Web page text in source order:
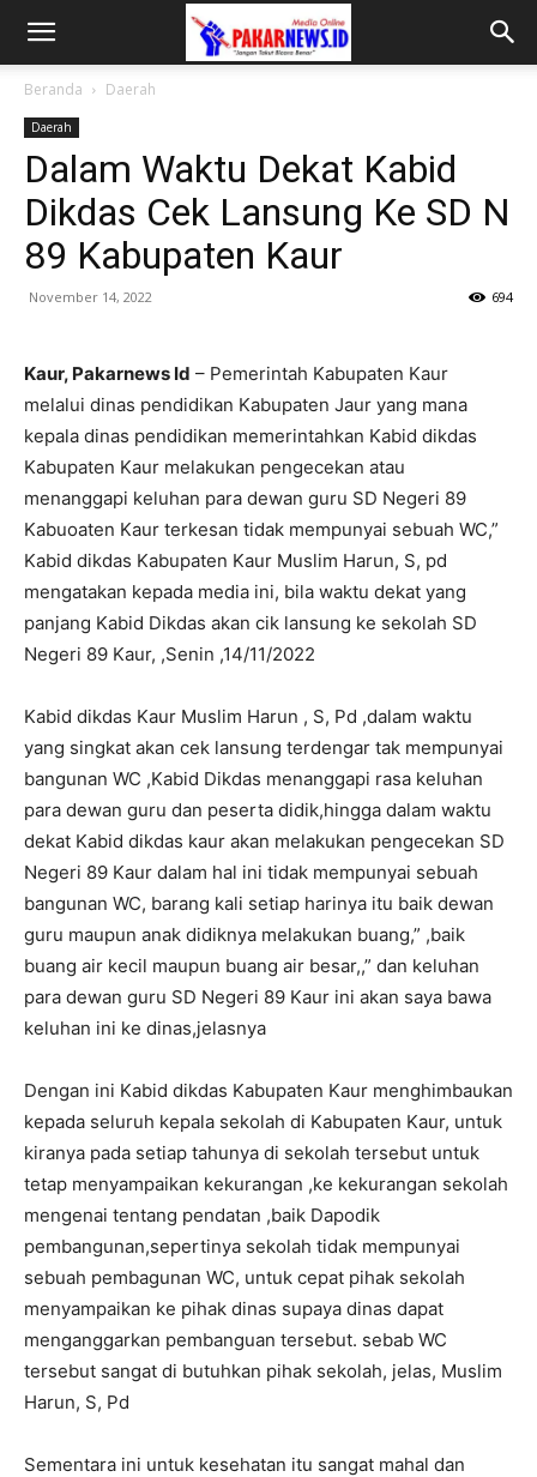
Beranda Daerah
Daerah
Dalam Waktu Dekat Kabid
Dikdas Cek Lansung Ke SD N
89 Kabupaten Kaur
November 14, 2022 694
Kaur, Pakarnews Id – Pemerintah Kabupaten Kaur
melalui dinas pendidikan Kabupaten Jaur yang mana
kepala dinas pendidikan memerintahkan Kabid dikdas
Kabupaten Kaur melakukan pengecekan atau
menanggapi keluhan para dewan guru SD Negeri 89
Kabuoaten Kaur terkesan tidak mempunyai sebuah WC,”
Kabid dikdas Kabupaten Kaur Muslim Harun, S, pd
mengatakan kepada media ini, bila waktu dekat yang
panjang Kabid Dikdas akan cik lansung ke sekolah SD
Negeri 89 Kaur, ,Senin ,14/11/2022
Kabid dikdas Kaur Muslim Harun , S, Pd ,dalam waktu
yang singkat akan cek lansung terdengar tak mempunyai
bangunan WC ,Kabid Dikdas menanggapi rasa keluhan
para dewan guru dan peserta didik,hingga dalam waktu
dekat Kabid dikdas kaur akan melakukan pengecekan SD
Negeri 89 Kaur dalam hal ini tidak mempunyai sebuah
bangunan WC, barang kali setiap harinya itu baik dewan
guru maupun anak didiknya melakukan buang,” ,baik
buang air kecil maupun buang air besar,,” dan keluhan
para dewan guru SD Negeri 89 Kaur ini akan saya bawa
keluhan ini ke dinas,jelasnya
Dengan ini Kabid dikdas Kabupaten Kaur menghimbaukan
kepada seluruh kepala sekolah di Kabupaten Kaur, untuk
kiranya pada setiap tahunya di sekolah tersebut untuk
tetap menyampaikan kekurangan ,ke kekurangan sekolah
mengenai tentang pendatan ,baik Dapodik
pembangunan,sepertinya sekolah tidak mempunyai
sebuah pembagunan WC, untuk cepat pihak sekolah
menyampaikan ke pihak dinas supaya dinas dapat
menganggarkan pembanguan tersebut. sebab WC
tersebut sangat di butuhkan pihak sekolah, jelas, Muslim
Harun, S, Pd
Sementara ini untuk kesehatan itu sangat mahal dan